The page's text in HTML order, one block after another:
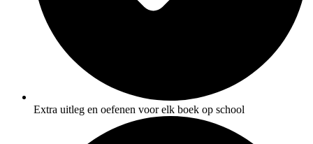
Extra uitleg en oefenen voor elk boek op school